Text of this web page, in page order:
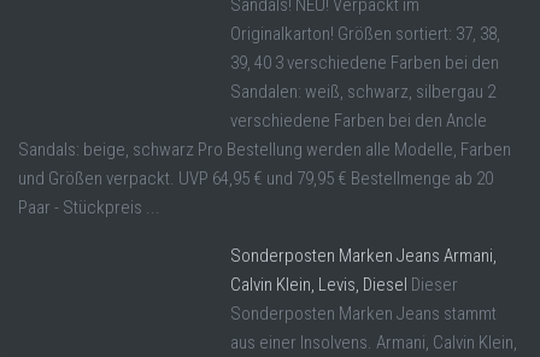
Sandals! NEU! Verpackt im
Originalkarton! Größen sortiert: 37, 38,
39, 40 3 verschiedene Farben bei den
Sandalen: weiß, schwarz, silbergau 2
verschiedene Farben bei den Ancle
Sandals: beige, schwarz Pro Bestellung werden alle Modelle, Farben
und Größen verpackt. UVP 64,95 € und 79,95 € Bestellmenge ab 20
Paar - Stückpreis ...
Sonderposten Marken Jeans Armani,
Calvin Klein, Levis, Diesel Dieser
Sonderposten Marken Jeans stammt
aus einer Insolvens. Armani, Calvin Klein,